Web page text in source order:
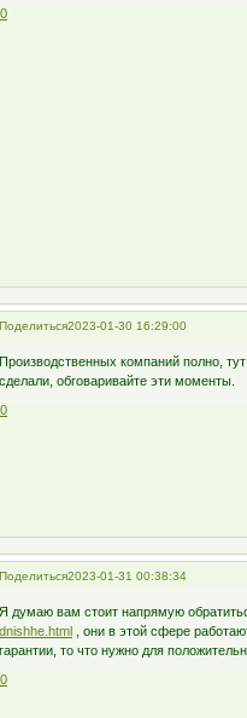
0
Поделиться2023-01-30 16:29:00
Производственных компаний полно,
сделали, обговаривайте эти моменты.
0
Поделиться2023-01-31 00:38:34
Я думаю вам стоит напрямую
dnishhe.html , они в этой сфере
гарантии, то что нужно для
0